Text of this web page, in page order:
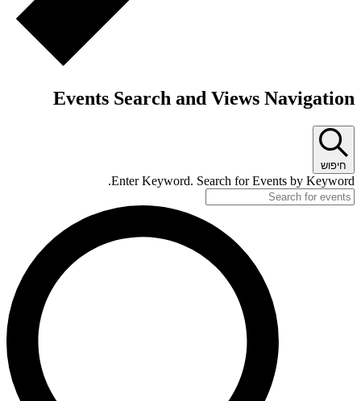
Events Search and Views
Enter Keyword. Search for Events by